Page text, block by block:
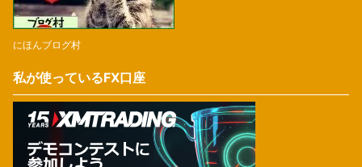
にほんブログ村
私が使っているFX口座